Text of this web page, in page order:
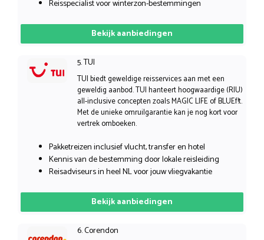
Reisspecialist voor winterzon-bestemmingen
Bekijk aanbiedingen
5. TUI
TUI biedt geweldige reisservices aan met een
geweldig aanbod. TUI hanteert hoogwaardige (RIU)
all-inclusive concepten zoals MAGIC LIFE of BLUEf!t.
Met de unieke omruilgarantie kan je nog kort voor
vertrek omboeken.
Pakketreizen inclusief vlucht, transfer en hotel
Kennis van de bestemming door lokale reisleiding
Reisadviseurs in heel NL voor jouw vliegvakantie
Bekijk aanbiedingen
6. Corendon